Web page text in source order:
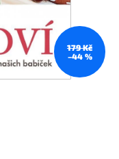
179 Kč
–44 %